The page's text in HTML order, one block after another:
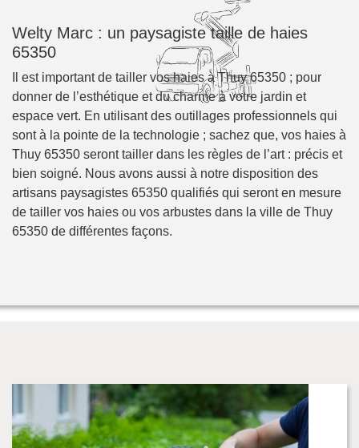
Welty Marc : un paysagiste taille de haies
65350
Il est important de tailler vos haies à Thuy 65350 ; pour
donner de l’esthétique et du charme à votre jardin et
espace vert. En utilisant des outillages professionnels qui
sont à la pointe de la technologie ; sachez que, vos haies à
Thuy 65350 seront tailler dans les règles de l’art : précis et
bien soigné. Nous avons aussi à notre disposition des
artisans paysagistes 65350 qualifiés qui seront en mesure
de tailler vos haies ou vos arbustes dans la ville de Thuy
65350 de différentes façons.